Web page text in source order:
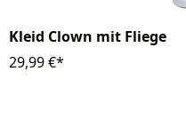
Kleid Clown mit Fliege
29,99 €*